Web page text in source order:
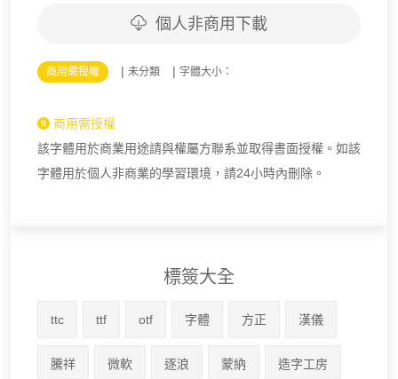
個人非商用下載
商用需授權 | 未分類 | 字體大小：
商用需授權
該字體用於商業用途請與權屬方聯系並取得書面授權。如該
字體用於個人非商業的學習環境，請24小時內刪除。
標簽大全
ttc ttf otf 字體 方正 漢儀
騰祥 微軟 逐浪 蒙納 造字工房